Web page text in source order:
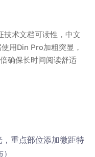
术文档可读性，中文
用Din Pro加粗突显，
确保长时间阅读舒适
重点部位添加微距特